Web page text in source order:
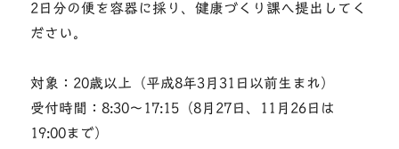
2日分の便を容器に採り、健康づくり課へ提出してく
ださい。
対象：20歳以上（平成8年3月31日以前生まれ）
受付時間：8:30〜17:15（8月27日、11月26日は
19:00まで）